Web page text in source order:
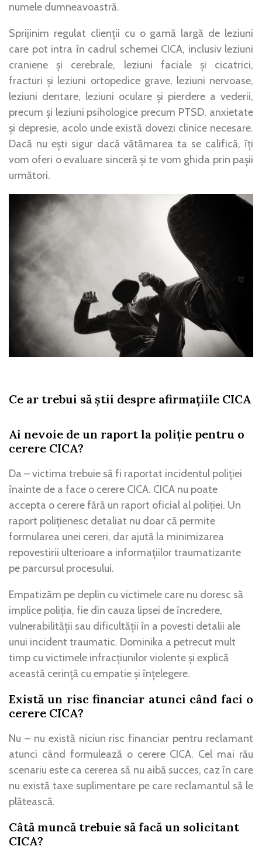
numele dumneavoastră.
Sprijinim regulat clienții cu o gamă largă de leziuni
care pot intra în cadrul schemei CICA, inclusiv leziuni
craniene și cerebrale, leziuni faciale și cicatrici,
fracturi și leziuni ortopedice grave, leziuni nervoase,
leziuni dentare, leziuni oculare și pierdere a vederii,
precum și leziuni psihologice precum PTSD, anxietate
și depresie, acolo unde există dovezi clinice necesare.
Dacă nu ești sigur dacă vătămarea ta se califică, îți
vom oferi o evaluare sinceră și te vom ghida prin pașii
următori.
Ce ar trebui să știi despre afirmațiile CICA
Ai nevoie de un raport la poliție pentru o
cerere CICA?
Da – victima trebuie să fi raportat incidentul poliției
înainte de a face o cerere CICA. CICA nu poate
accepta o cerere fără un raport oficial al poliției. Un
raport polițienesc detaliat nu doar că permite
formularea unei cereri, dar ajută la minimizarea
repovestirii ulterioare a informațiilor traumatizante
pe parcursul procesului.
Empatizăm pe deplin cu victimele care nu doresc să
implice poliția, fie din cauza lipsei de încredere,
vulnerabilității sau dificultății în a povesti detalii ale
unui incident traumatic. Dominika a petrecut mult
timp cu victimele infracțiunilor violente și explică
această cerință cu empatie și înțelegere.
Există un risc financiar atunci când faci o
cerere CICA?
Nu – nu există niciun risc financiar pentru reclamant
atunci când formulează o cerere CICA. Cel mai rău
scenariu este ca cererea să nu aibă succes, caz în care
nu există taxe suplimentare pe care reclamantul să le
plătească.
Câtă muncă trebuie să facă un solicitant
CICA?